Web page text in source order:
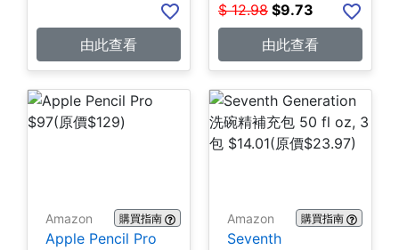
由此查看
$ 12.98 $9.73
由此查看
Amazon 購買指南
Apple Pencil Pro
Amazon 購買指南
Seventh